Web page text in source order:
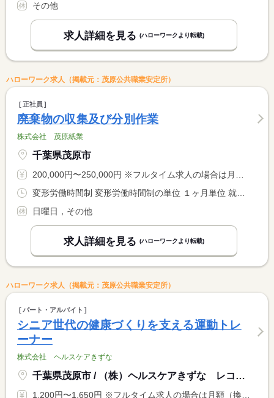
その他
求人詳細を見る (ハローワークより転載)
ハローワーク求人（掲載元：茂原公共職業安定所）
正社員
廃棄物の収集及び分別作業
株式会社 茂原紙業
千葉県茂原市
200,000円〜250,000円 ※フルタイム求人の場合は月額（換算額）、パート求人の場合は時間額を表示しています。
日曜日，その他
求人詳細を見る (ハローワークより転載)
ハローワーク求人（掲載元：茂原公共職業安定所）
パート・アルバイト
シニア世代の健康づくりを支える運動トレ
ーナー
株式会社 ヘルスケアきずな
千葉県茂原市 / （株）ヘルスケアきずな レコードブック茂原駅前
1,200円〜1,650円 ※フルタイム求人の場合は月額（換算額）、パート求人の場合は時間額を表示しています。